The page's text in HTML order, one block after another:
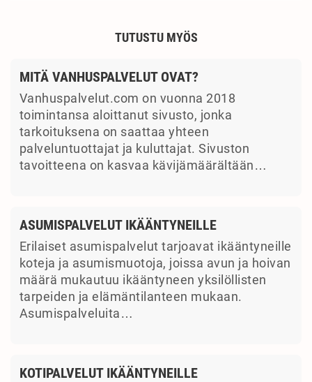
TUTUSTU MYÖS
MITÄ VANHUSPALVELUT OVAT?
Vanhuspalvelut.com on vuonna 2018
toimintansa aloittanut sivusto, jonka
tarkoituksena on saattaa yhteen
palveluntuottajat ja kuluttajat. Sivuston
tavoitteena on kasvaa kävijämäärältään…
ASUMISPALVELUT IKÄÄNTYNEILLE
Erilaiset asumispalvelut tarjoavat ikääntyneille
koteja ja asumismuotoja, joissa avun ja hoivan
määrä mukautuu ikääntyneen yksilöllisten
tarpeiden ja elämäntilanteen mukaan.
Asumispalveluita…
KOTIPALVELUT IKÄÄNTYNEILLE